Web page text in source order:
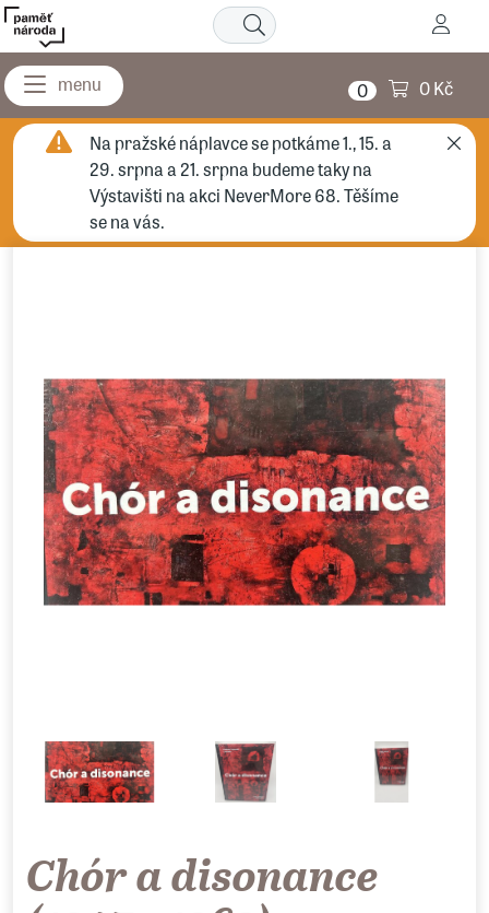
0 0 Kč
Na pražské náplavce se potkáme 1., 15. a
29. srpna a 21. srpna budeme taky na
Výstavišti na akci NeverMore 68. Těšíme
se na vás.
Chór a disonance